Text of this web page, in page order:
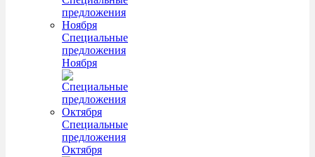
Специальные
предложения
Ноября
Специальные
предложения
Октября